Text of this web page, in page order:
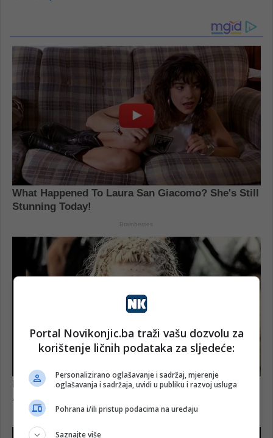
Portal Novikonjic.ba traži vašu dozvolu za
korištenje ličnih podataka za sljedeće:
Personalizirano oglašavanje i sadržaj, mjerenje
oglašavanja i sadržaja, uvidi u publiku i razvoj usluga
Pohrana i/ili pristup podacima na uređaju
Saznajte više